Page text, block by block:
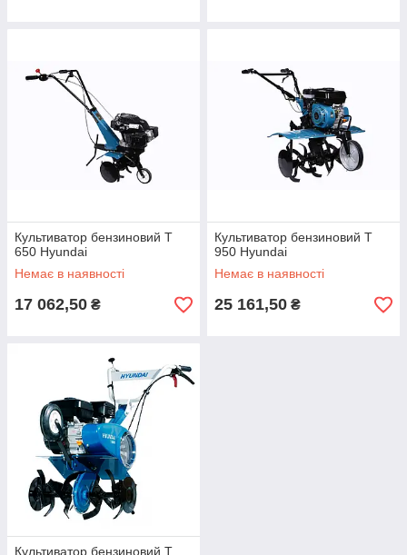
Культиватор бензиновий T
650 Hyundai
Немає в наявності
17 062,50 ₴
Культиватор бензиновий T
950 Hyundai
Немає в наявності
25 161,50 ₴
Культиватор бензиновий T